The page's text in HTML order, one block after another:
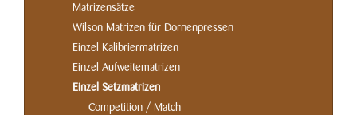
Matrizensätze
Wilson Matrizen für Dornenpressen
Einzel Kalibriermatrizen
Einzel Aufweitematrizen
Einzel Setzmatrizen
Competition / Match